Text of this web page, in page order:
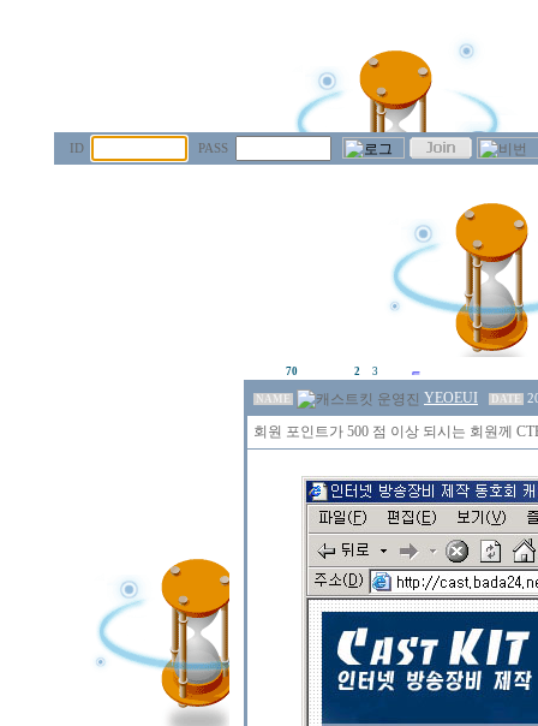
ID PASS
70 2 3
NAME YEOEUI DATE
회원 포인트가 500 점 이상 되시는 회원께